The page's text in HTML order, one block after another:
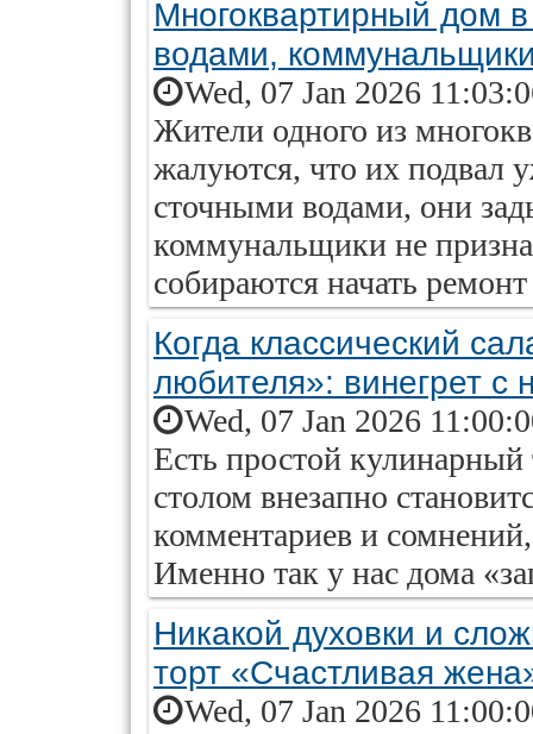
Многоквартирный дом
водами,
Wed, 07 Jan 2026
Жители одного из
жалуются, что их подвал
сточными водами, они
коммунальщики не
собираются начать
Когда классический
любителя»: винегрет с
Wed, 07 Jan 2026
Есть простой
столом внезапно
комментариев и
Именно так у нас дома
Никакой духовки и
торт «Счастливая
Wed, 07 Jan 2026